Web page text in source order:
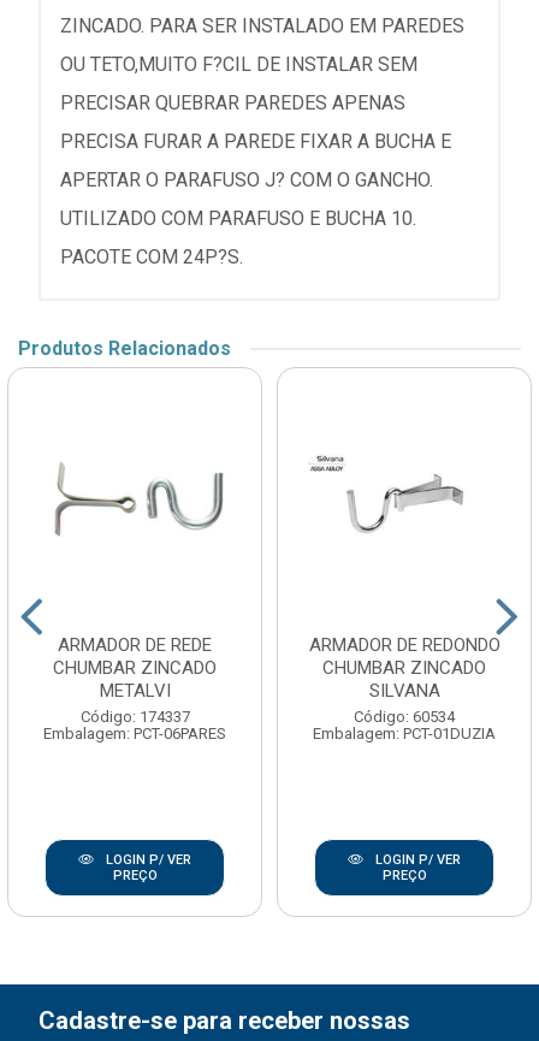
ZINCADO. PARA SER INSTALADO EM PAREDES
OU TETO,MUITO F?CIL DE INSTALAR SEM
PRECISAR QUEBRAR PAREDES APENAS
PRECISA FURAR A PAREDE FIXAR A BUCHA E
APERTAR O PARAFUSO J? COM O GANCHO.
UTILIZADO COM PARAFUSO E BUCHA 10.
PACOTE COM 24P?S.
Produtos Relacionados
ARMADOR DE REDE
CHUMBAR ZINCADO
METALVI
Código: 174337
Embalagem: PCT-06PARES
LOGIN P/ VER
PREÇO
ARMADOR DE REDONDO
CHUMBAR ZINCADO
SILVANA
Código: 60534
Embalagem: PCT-01DUZIA
LOGIN P/ VER
PREÇO
Cadastre-se para receber nossas